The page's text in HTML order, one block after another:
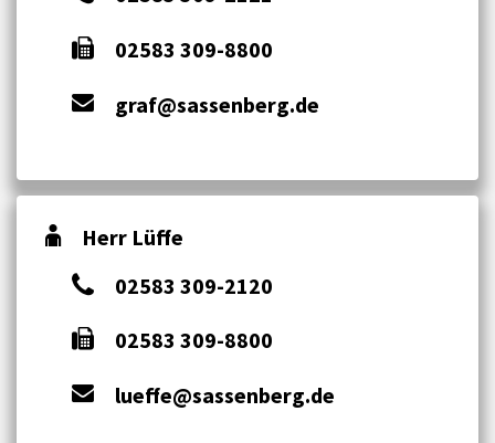
02583 309-8800
graf@sassenberg.de
Herr Lüffe
02583 309-2120
02583 309-8800
lueffe@sassenberg.de